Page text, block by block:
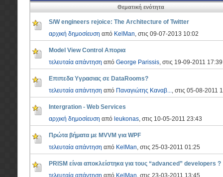
Θεματική ενότητα
S/W engineers rejoice: The Architecture of Twitter
αρχική δημοσίευση από KelMan, στις 09-07-2013 10:02
Model View Control Απορια
τελευταία απάντηση από George Parissis, στις 19-09-2011 17:39
Επιπεδα Υγρασιας σε DataRooms?
τελευταία απάντηση από Παναγιώτης Καναβ..., στις 05-08-2011
Intergration - Web Services
αρχική δημοσίευση από leukonas, στις 10-05-2011 23:43
Πρώτα βήματα με MVVM για WPF
τελευταία απάντηση από KelMan, στις 25-03-2011 01:25
PRISM είναι αποκλείστηκα για τους “advanced” developers ?
τελευταία απάντηση από KelMan, στις 23-03-2011 13:45